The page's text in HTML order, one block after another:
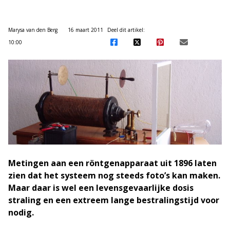
Marysa van den Berg
16 maart 2011
10:00
Deel dit artikel:
Metingen aan een röntgenapparaat uit 1896 laten
zien dat het systeem nog steeds foto’s kan maken.
Maar daar is wel een levensgevaarlijke dosis
straling en een extreem lange bestralingstijd voor
nodig.